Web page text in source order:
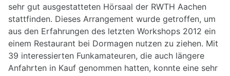
sehr gut ausgestatteten Hörsaal der RWTH Aachen
stattfinden. Dieses Arrangement wurde getroffen, um
aus den Erfahrungen des letzten Workshops 2012 ein
einem Restaurant bei Dormagen nutzen zu ziehen. Mit
39 interessierten Funkamateuren, die auch längere
Anfahrten in Kauf genommen hatten, konnte eine sehr